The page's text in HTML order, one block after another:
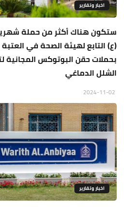
اخبار وتقارير
ستكون هناك أكثر من حملة
(ع) التابع لهيئة الصحة في
بحملات حقن البوتوكس
الشلل الدماغي
اخبار وتقارير